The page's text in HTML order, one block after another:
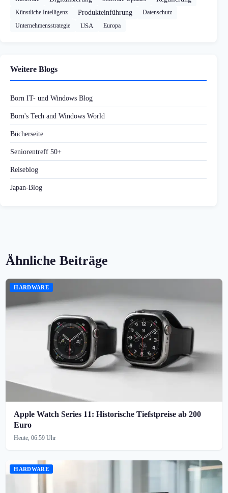
Künstliche Intelligenz Produkteinführung
Datenschutz
Unternehmensstrategie
USA Europa
Weitere Blogs
Born IT- und Windows Blog
Born's Tech and Windows World
Bücherseite
Seniorentreff 50+
Reiseblog
Japan-Blog
Ähnliche Beiträge
HARDWARE
Apple Watch Series 11: Historische Tiefstpreise ab 200
Euro
Heute, 06:59 Uhr
HARDWARE